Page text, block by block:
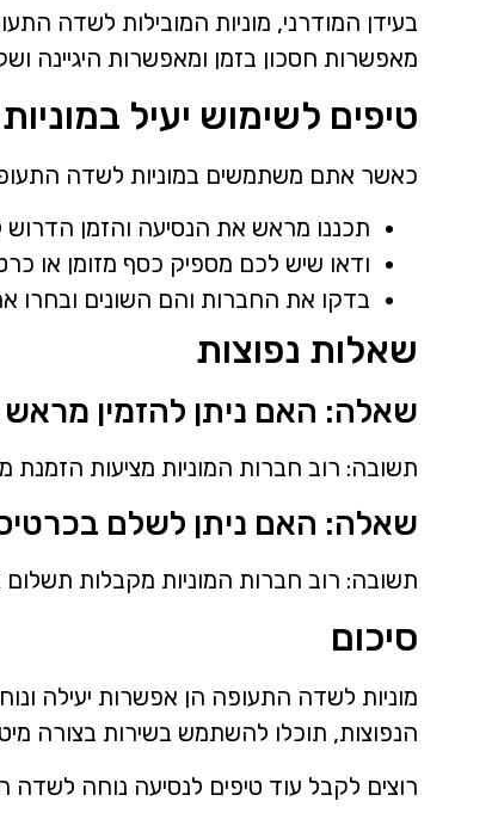
בעידן המודרני, מוניות המובילות לשדה
מאפשרות חסכון בזמן ומאפשרות היגיינה
טיפים לשימוש יעיל
כאשר אתם משתמשים במוניות לשדה
תכננו מראש את הנסיעה והזמן
ודאו שיש לכם מספיק כסף מזומן או
בדקו את החברות והם השונים ובחרו
שאלות נפוצות
שאלה: האם ניתן להזמין
תשובה: רוב חברות המוניות מציעות הזמנת
שאלה: האם ניתן לשלם
תשובה: רוב חברות המוניות מקבלות
סיכום
מוניות לשדה התעופה הן אפשרות יעילה
הנפוצות, תוכלו להשתמש בשירות בצורה
רוצים לקבל עוד טיפים לנסיעה נוחה לשדה